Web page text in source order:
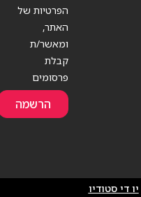
הפרטיות של
האתר,
ומאשר/ת
קבלת
פרסומים
הרשמה
יו די סטודיו